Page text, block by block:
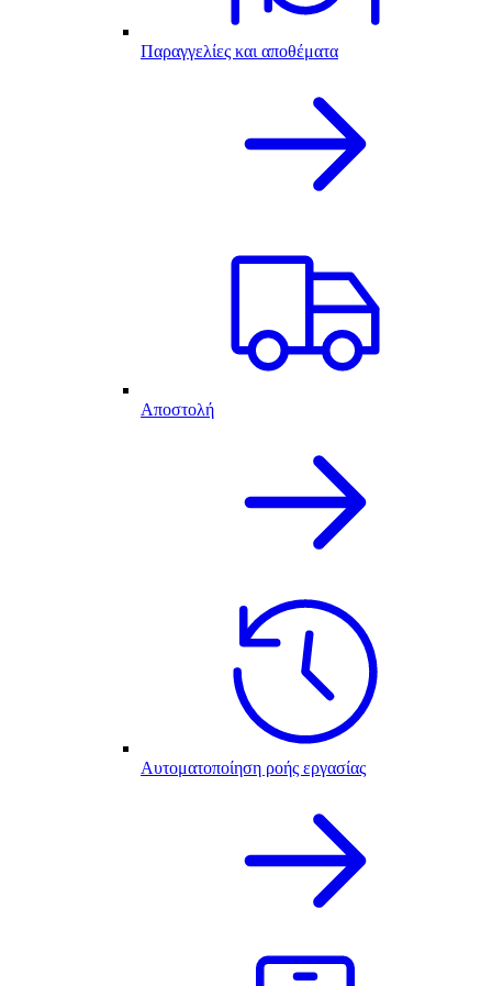
Παραγγελίες και αποθέματα
Αποστολή
Αυτοματοποίηση ροής εργασίας